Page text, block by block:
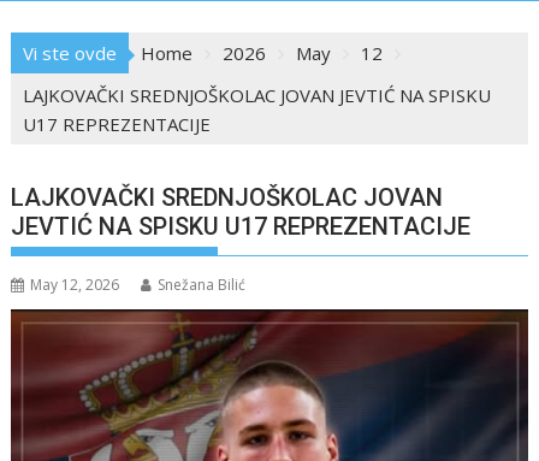
Vi ste ovde Home 2026 May
12
LAJKOVAČKI SREDNJOŠKOLAC JOVAN JEVTIĆ NA SPISKU
U17 REPREZENTACIJE
LAJKOVAČKI SREDNJOŠKOLAC JOVAN
JEVTIĆ NA SPISKU U17 REPREZENTACIJE
May 12, 2026 Snežana Bilić